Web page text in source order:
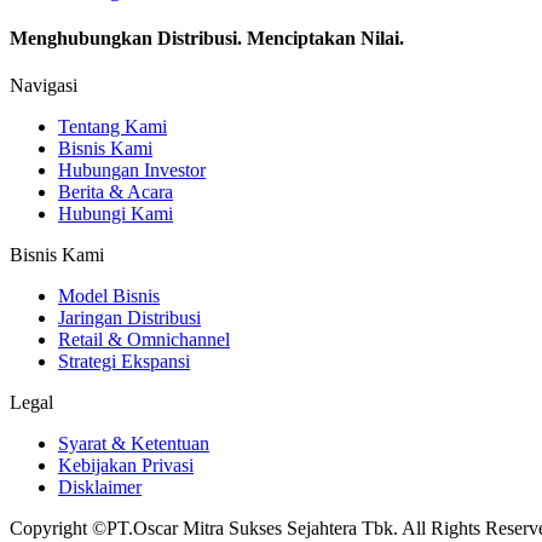
Menghubungkan Distribusi. Menciptakan Nilai.
Navigasi
Tentang Kami
Bisnis Kami
Hubungan Investor
Berita & Acara
Hubungi Kami
Bisnis Kami
Model Bisnis
Jaringan Distribusi
Retail & Omnichannel
Strategi Ekspansi
Legal
Syarat & Ketentuan
Kebijakan Privasi
Disklaimer
Copyright ©PT.Oscar Mitra Sukses Sejahtera Tbk. All Rights